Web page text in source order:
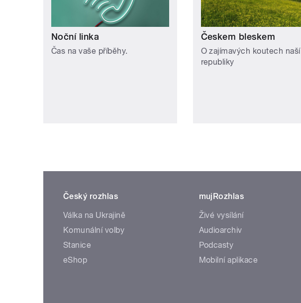
Noční linka
Čas na vaše příběhy.
Českem bleskem
O zajímavých koutech naší
republiky
Český rozhlas
Válka na Ukrajině
Komunální volby
Stanice
eShop
mujRozhlas
Živé vysílání
Audioarchiv
Podcasty
Mobilní aplikace